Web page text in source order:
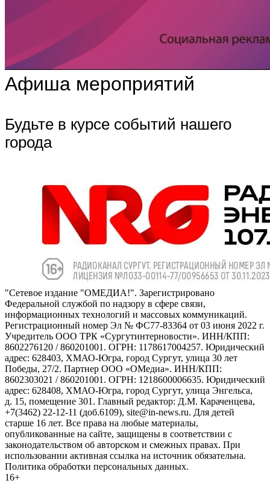
Афиша мероприятий
Будьте в курсе событий нашего
города
"Сетевое издание "ОМЕДИА!". Зарегистрировано
Федеральной службой по надзору в сфере связи,
информационных технологий и массовых коммуникаций.
Регистрационный номер Эл № ФС77-83364 от 03 июня 2022 г.
Учредитель ООО ТРК «Сургутинтерновости». ИНН/КПП:
8602276120 / 860201001. ОГРН: 1178617004257. Юридический
адрес: 628403, ХМАО-Югра, город Сургут, улица 30 лет
Победы, 27/2. Партнер ООО «ОМедиа». ИНН/КПП:
8602303021 / 860201001. ОГРН: 1218600006635. Юридический
адрес: 628408, ХМАО-Югра, город Сургут, улица Энгельса,
д. 15, помещение 301. Главный редактор: Д.М. Караченцева,
+7(3462) 22-12-11 (доб.6109), site@in-news.ru. Для детей
старше 16 лет. Все права на любые материалы,
опубликованные на сайте, защищены в соответствии с
законодательством об авторском и смежных правах. При
использовании активная ссылка на источник обязательна.
Политика обработки персональных данных.
16+